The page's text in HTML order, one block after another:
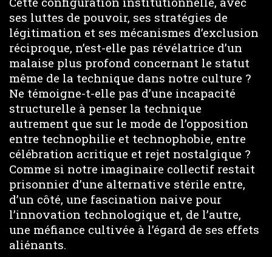
ses luttes de pouvoir, ses stratégies de
légitimation et ses mécanismes d’exclusion
réciproque, n’est-elle pas révélatrice d’un
malaise plus profond concernant le statut
même de la technique dans notre culture ?
Ne témoigne-t-elle pas d’une incapacité
structurelle à penser la technique
autrement que sur le mode de l’opposition
entre technophilie et technophobie, entre
célébration acritique et rejet nostalgique ?
Comme si notre imaginaire collectif restait
prisonnier d’une alternative stérile entre,
d’un côté, une fascination naive pour
l’innovation technologique et, de l’autre,
une méfiance cultivée à l’égard de ses effets
aliénants.